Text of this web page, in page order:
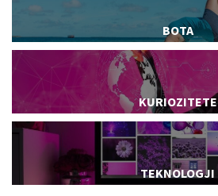
BOTA
KURIOZITETE
TEKNOLOGJI